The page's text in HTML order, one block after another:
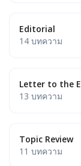
Editorial
14 บทความ
Letter to the
13 บทความ
Topic Review
11 บทความ